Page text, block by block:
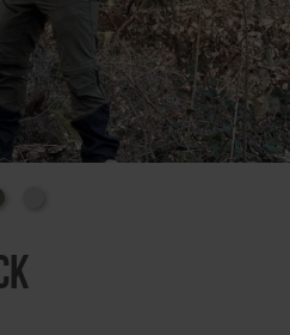
es einen PayPal QR code
vor Ort ist leider nicht
Bitte vor
QR Code an der Infotafel
und das Ticket eintragen.
Eifeler Cross-Duathlon,